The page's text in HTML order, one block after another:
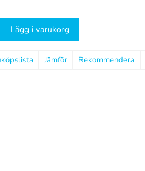
Lägg i varukorg
Jämför Rekommendera